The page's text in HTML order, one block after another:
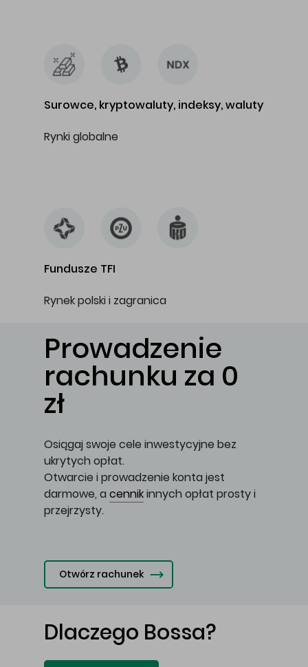
Surowce, kryptowaluty, indeksy, waluty
Rynki globalne
Fundusze TFI
Rynek polski i zagranica
Prowadzenie
rachunku za 0
zł
Osiągaj swoje cele inwestycyjne bez
ukrytych opłat.
Otwarcie i prowadzenie konta jest
darmowe, a cennikinnych opłat prosty i
przejrzysty.
Otwórz rachunek
Dlaczego Bossa?